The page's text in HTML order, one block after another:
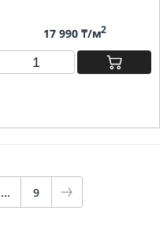
17 990 ₸/м2
... 9